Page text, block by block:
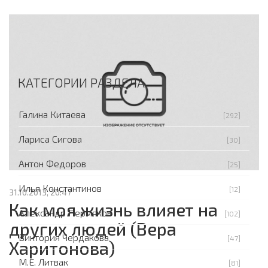
31.10.2013, 20:47
Как моя жизнь влияет на
других людей (Вера
Харитонова)
КАТЕГОРИИ РАЗДЕЛА
Галина Китаева [292]
Лариса Сигова [30]
Антон Федоров [25]
Илья Константинов [12]
Александр Пермяков [102]
Виктория Чердакова [47]
М.Е. Литвак [81]